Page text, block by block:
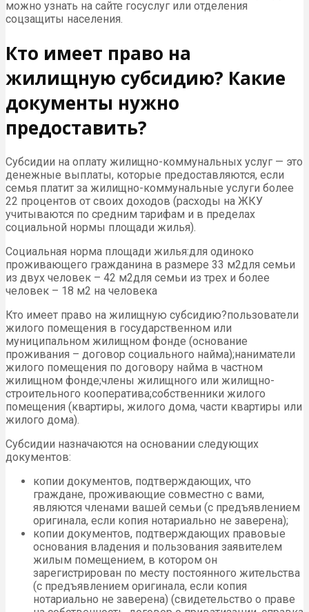
можно узнать на сайте госуслуг или отделения
соцзащиты населения.
Кто имеет право на
жилищную субсидию? Какие
документы нужно
предоставить?
Субсидии на оплату жилищно-коммунальных услуг — это
денежные выплаты, которые предоставляются, если
семья платит за жилищно-коммунальные услуги более
22 процентов от своих доходов (расходы на ЖКУ
учитываются по средним тарифам и в пределах
социальной нормы площади жилья).
Социальная норма площади жилья:для одиноко
проживающего гражданина в размере 33 м2для семьи
из двух человек – 42 м2для семьи из трех и более
человек – 18 м2 на человека
Кто имеет право на жилищную субсидию?пользователи
жилого помещения в государственном или
муниципальном жилищном фонде (основание
проживания – договор социального найма);наниматели
жилого помещения по договору найма в частном
жилищном фонде;члены жилищного или жилищно-
строительного кооператива;собственники жилого
помещения (квартиры, жилого дома, части квартиры или
жилого дома).
Субсидии назначаются на основании следующих
документов:
копии документов, подтверждающих, что
граждане, проживающие совместно с вами,
являются членами вашей семьи (с предъявлением
оригинала, если копия нотариально не заверена);
копии документов, подтверждающих правовые
основания владения и пользования заявителем
жилым помещением, в котором он
зарегистрирован по месту постоянного жительства
(с предъявлением оригинала, если копия
нотариально не заверена) (свидетельство о праве